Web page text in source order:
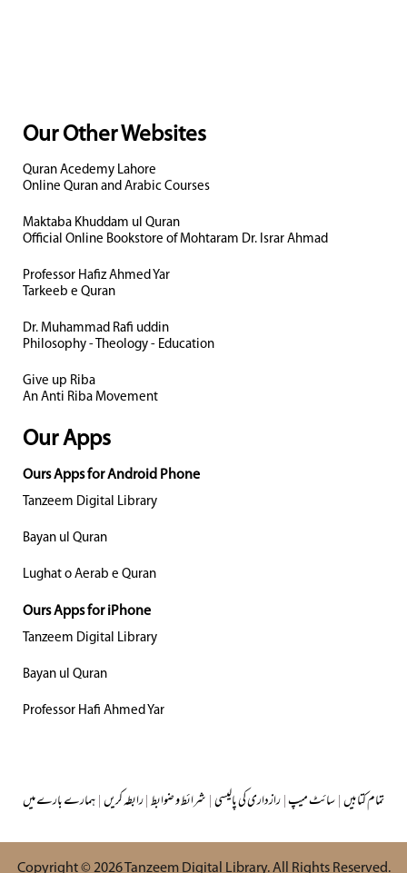
Our Other Websites
Quran Acedemy Lahore
Online Quran and Arabic Courses
Maktaba Khuddam ul Quran
Official Online Bookstore of Mohtaram Dr. Israr Ahmad
Professor Hafiz Ahmed Yar
Tarkeeb e Quran
Dr. Muhammad Rafi uddin
Philosophy - Theology - Education
Give up Riba
An Anti Riba Movement
Our Apps
Ours Apps for Android Phone
Tanzeem Digital Library
Bayan ul Quran
Lughat o Aerab e Quran
Ours Apps for iPhone
Tanzeem Digital Library
Bayan ul Quran
Professor Hafi Ahmed Yar
ہمارے بارے میں|رابطہ کریں|شرائط و ضوابط|رازداری کی پالیسی|سائٹ میپ|تمام کتابیں
Copyright © 2026Tanzeem Digital Library. All Rights Reserved.